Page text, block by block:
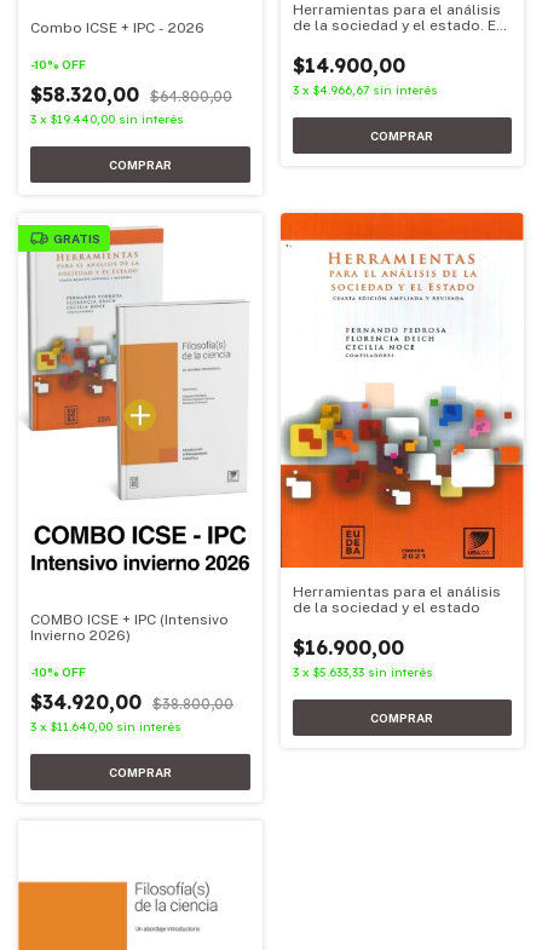
Combo ICSE + IPC - 2026
-10% OFF
$58.320,00 $64.800,00
3 x $19.440,00 sin interés
Herramientas para el análisis
de la sociedad y el estado. Ed.
$14.900,00
3 x $4.966,67 sin interés
GRATIS
COMBO ICSE + IPC (Intensivo
Invierno 2026)
-10% OFF
$34.920,00 $38.800,00
3 x $11.640,00 sin interés
Herramientas para el análisis
de la sociedad y el estado
$16.900,00
3 x $5.633,33 sin interés